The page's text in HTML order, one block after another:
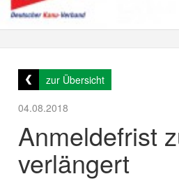
zur Übersicht
04.08.2018
Anmeldefrist
verlängert